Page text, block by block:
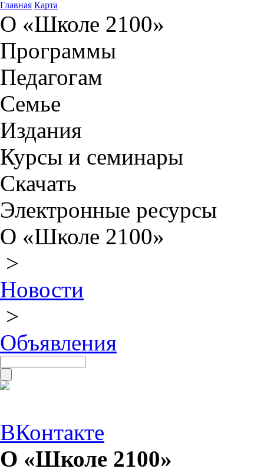
Главная Карта
О «Школе 2100»
Программы
Педагогам
Семье
Издания
Курсы и семинары
Скачать
Электронные ресурсы
О «Школе 2100»
>
Новости
>
Объявления
ВКонтакте
О «Школе 2100»